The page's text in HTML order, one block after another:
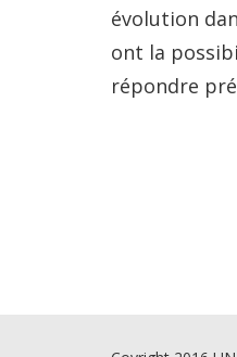
évolution
ont la
répondre